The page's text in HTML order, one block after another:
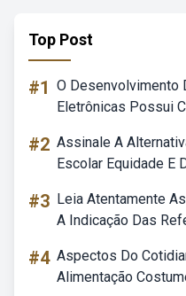
Top Post
#1 O Desenvolvimento
Eletrônicas Possui
#2 Assinale A
Escolar Equidade E
#3 Leia Atentamente
A Indicação Das
#4 Aspectos Do
Alimentação